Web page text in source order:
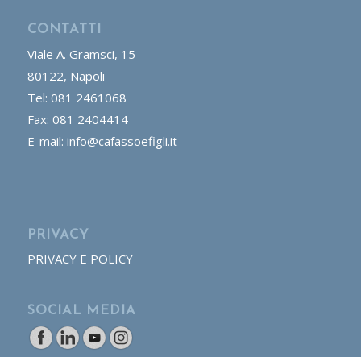
CONTATTI
Viale A. Gramsci, 15
80122, Napoli
Tel: 081 2461068
Fax: 081 2404414
E-mail: info@cafassoefigli.it
PRIVACY
PRIVACY E POLICY
SOCIAL MEDIA